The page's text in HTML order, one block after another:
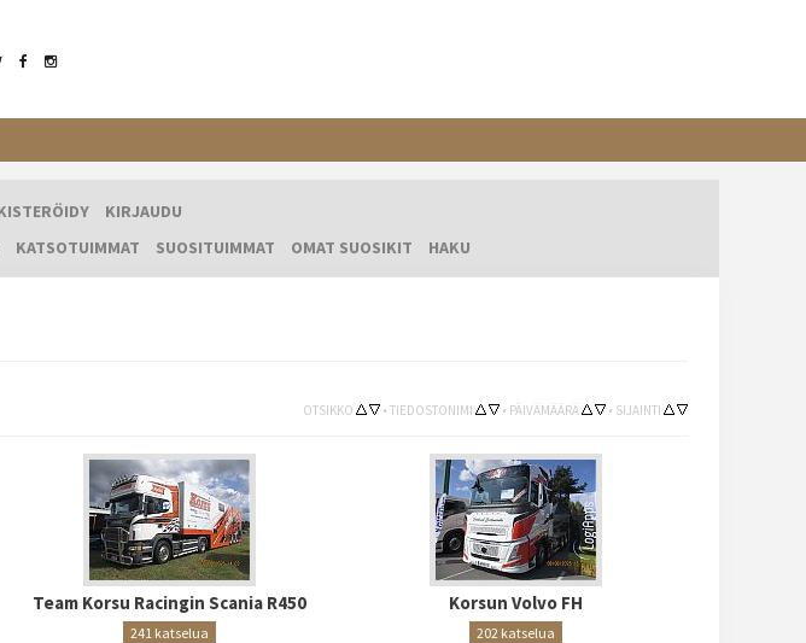
KIRJAUDU
KATSOTUIMMAT SUOSITUIMMAT OMAT SUOSIKIT HAKU
OTSIKKO • TIEDOSTONIMI • PÄIVÄMÄÄRÄ • SIJAINTI
Team Korsu Racingin Scania R450
241 katselua
Korsun Volvo FH
202 katselua